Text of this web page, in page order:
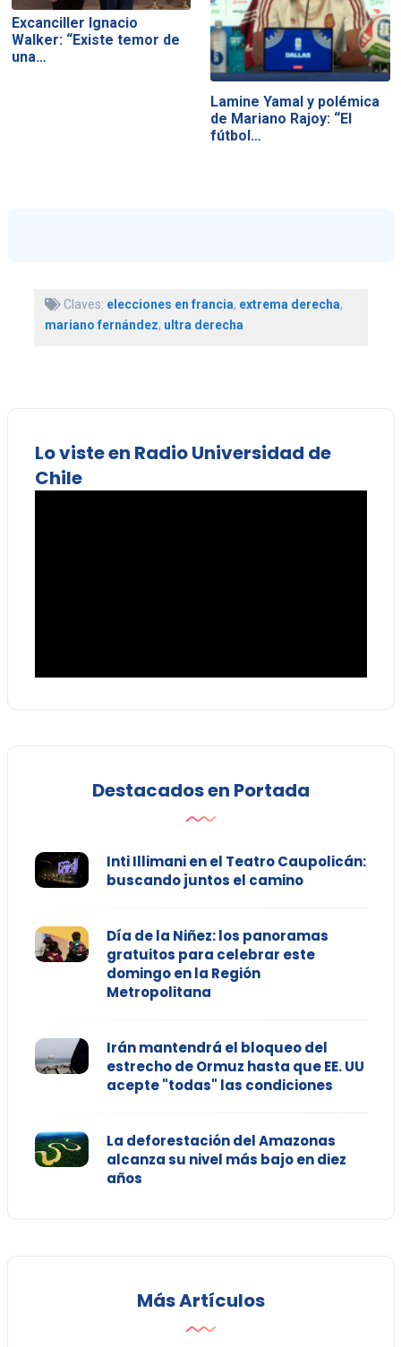
Excanciller Ignacio
Walker: “Existe temor de
una…
Lamine Yamal y polémica
de Mariano Rajoy: “El
fútbol…
Claves: elecciones en francia, extrema derecha,
mariano fernández, ultra derecha
Lo viste en Radio Universidad de
Chile
Destacados en Portada
Inti Illimani en el Teatro Caupolicán:
buscando juntos el camino
Día de la Niñez: los panoramas
gratuitos para celebrar este
domingo en la Región
Metropolitana
Irán mantendrá el bloqueo del
estrecho de Ormuz hasta que EE. UU
acepte "todas" las condiciones
La deforestación del Amazonas
alcanza su nivel más bajo en diez
años
Más Artículos